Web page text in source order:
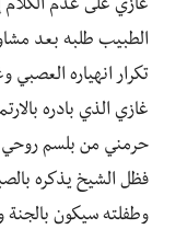
غازي على عدم الكلام
الطبيب طلبه بعد
تكرار انهياره
غازي الذي بادره
حرمني من بلسم
فظل الشيخ يذكره
وطفلته سيكون بالجنة